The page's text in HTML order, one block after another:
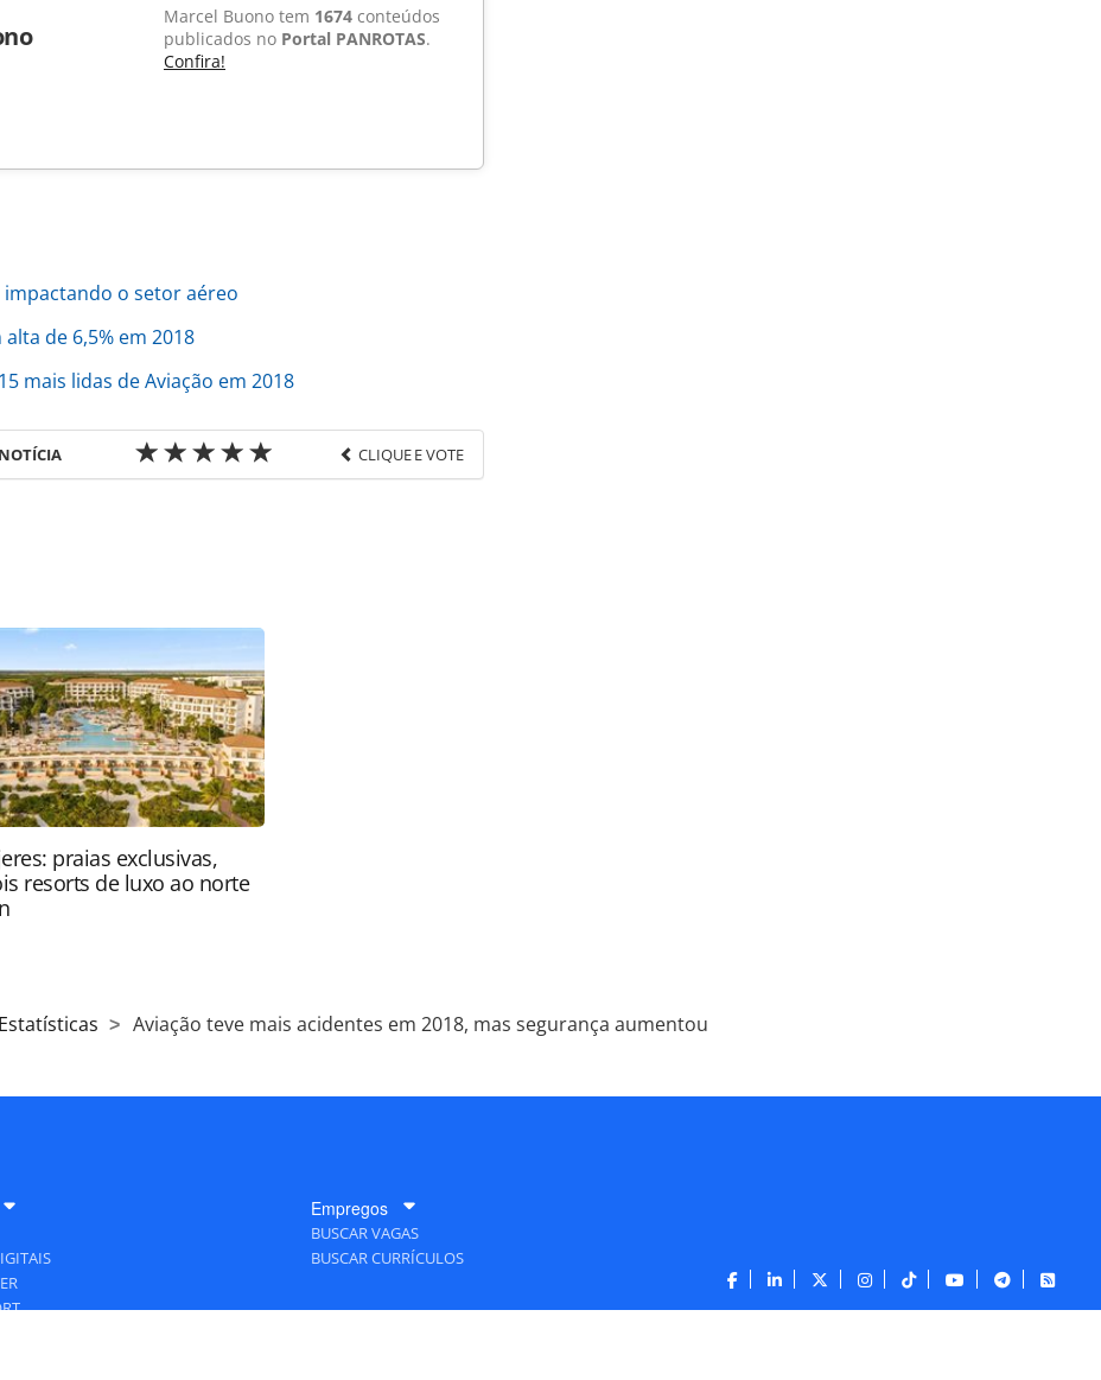
Marcel Buono tem 1674 conteúdos
publicados no Portal PANROTAS.
Confira!
o setor aéreo
de 6,5% em 2018
mais lidas de Aviação em 2018
CLIQUE E VOTE
pesquisas-e-estatisticas/2019/02/aviacao-teve-
aumentou_162518.html ou as ferramentas
produzido pela PANROTAS Editora é protegido
autoral. Não reproduza o conteúdo sem
(copyright@panrotas.com.br).
praias exclusivas,
resorts de luxo ao norte
Aviação teve mais acidentes em 2018, mas segurança aumentou
Empregos
BUSCAR VAGAS
BUSCAR CURRÍCULOS